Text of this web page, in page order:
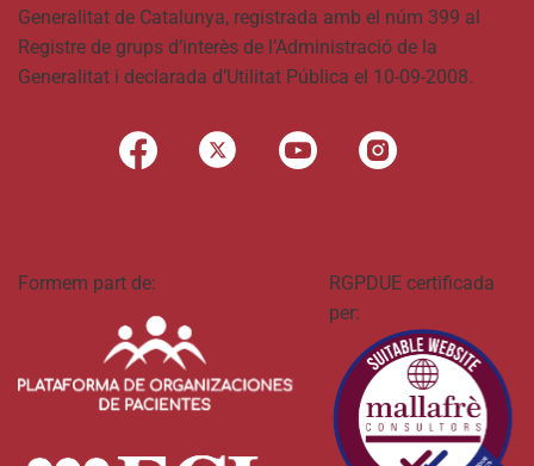
Generalitat de Catalunya, registrada amb el núm 399 al
Registre de grups d’interès de l’Administració de la
Generalitat i declarada d’Utilitat Pública el 10-09-2008.
Formem part de:
RGPDUE certificada
per: